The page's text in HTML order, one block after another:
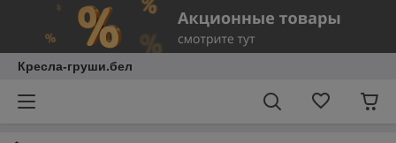
Кресла-груши.бел